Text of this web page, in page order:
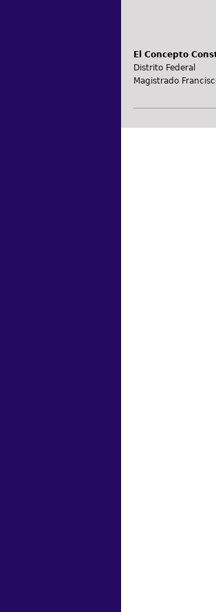
El Concepto
Distrito Federal
Magistrado